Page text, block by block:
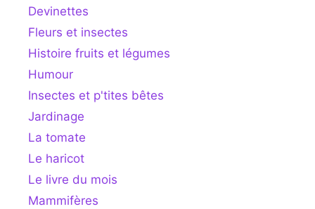
Devinettes
Fleurs et insectes
Histoire fruits et légumes
Humour
Insectes et p'tites bêtes
Jardinage
La tomate
Le haricot
Le livre du mois
Mammifères